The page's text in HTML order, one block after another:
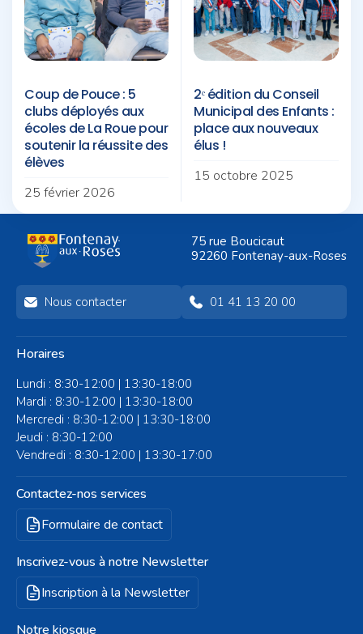
Coup de Pouce : 5
clubs déployés aux
écoles de La Roue pour
soutenir la réussite des
élèves
25 février 2026
2ᵉ édition du Conseil
Municipal des Enfants :
place aux nouveaux
élus !
15 octobre 2025
75 rue Boucicaut
92260 Fontenay-aux-Roses
Nous contacter 01 41 13 20 00
Horaires
Lundi : 8:30-12:00 | 13:30-18:00
Mardi : 8:30-12:00 | 13:30-18:00
Mercredi : 8:30-12:00 | 13:30-18:00
Jeudi : 8:30-12:00
Vendredi : 8:30-12:00 | 13:30-17:00
Contactez-nos services
Formulaire de contact
Inscrivez-vous à notre Newsletter
Inscription à la Newsletter
Notre kiosque